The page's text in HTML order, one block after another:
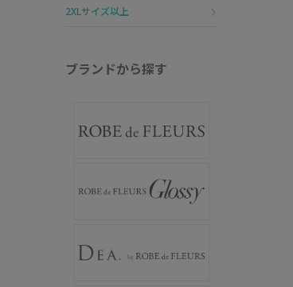
2XLサイズ以上
ブランドから探す